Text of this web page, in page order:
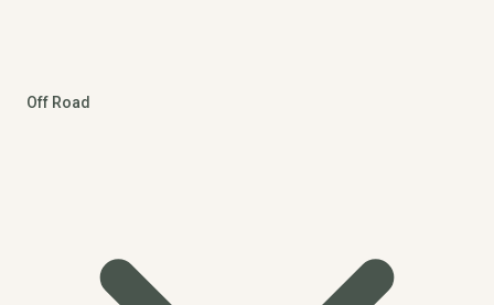
Off Road